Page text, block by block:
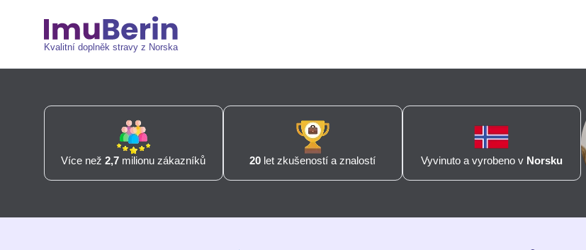
Kvalitní doplněk stravy z Norska
Více než2,7 milionu zákazníků 20 let zkušeností a znalostí Vyvinuto a vyrobeno v Norsku